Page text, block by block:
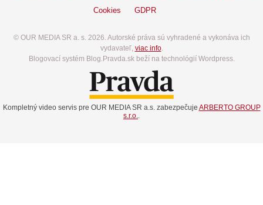
Cookies GDPR
© OUR MEDIA SR a. s. 2026. Autorské práva sú vyhradené a vykonáva ich
vydavateľ, viac info.
Blogovací systém Blog.Pravda.sk beží na technológií Wordpress.
Kompletný video servis pre OUR MEDIA SR a.s. zabezpečuje ARBERTO GROUP
s.r.o.